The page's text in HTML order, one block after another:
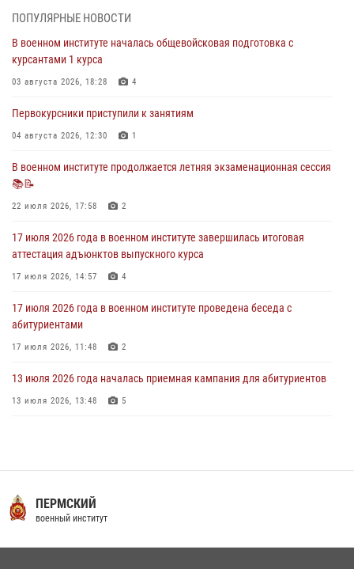
29 июля 2026, 06:45 2
29 июля 2026 года курсанты военного института успешно сдали
экзамен по вождению
29 июля 2026, 06:41
28 июля 2026 года в военном институте организована беседа и
праздничный молебен
В военном институте завершается летняя экзаменационная сессия
28 июля 2026, 10:41
ПОПУЛЯРНЫЕ НОВОСТИ
В военном институте началась общевойсковая подготовка с
курсантами 1 курса
03 августа 2026, 18:28 4
Первокурсники приступили к занятиям
04 августа 2026, 12:30 1
В военном институте продолжается летняя экзаменационная сессия
📚📝
22 июля 2026, 17:58 2
17 июля 2026 года в военном институте завершилась итоговая
аттестация адъюнктов выпускного курса
17 июля 2026, 14:57 4
17 июля 2026 года в военном институте проведена беседа с
абитуриентами
17 июля 2026, 11:48 2
13 июля 2026 года началась приемная кампания для абитуриентов
13 июля 2026, 13:48 5
16 июля 2026, 12:29 3
29 июля 2026 года в военном институте состоялась церемония
приведения военнослужащих к Военной присяге
ПЕРМСКИЙ
военный институт